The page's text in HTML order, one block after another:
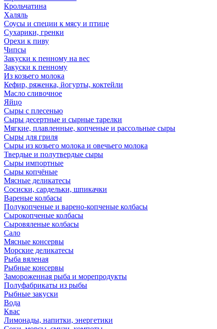
Крольчатина
Халяль
Соусы и специи к мясу и птице
Сухарики, гренки
Орехи к пиву
Чипсы
Закуски к пенному на вес
Закуски к пенному
Из козьего молока
Кефир, ряженка, йогурты, коктейли
Масло сливочное
Яйцо
Сыры с плесенью
Сыры десертные и сырные тарелки
Мягкие, плавленные, копченые и рассольные сыры
Сыры для гриля
Сыры из козьего молока и овечьего молока
Твердые и полутвердые сыры
Сыры импортные
Сыры копчёные
Мясные деликатесы
Сосиски, сардельки, шпикачки
Вареные колбасы
Полукопченые и варено-копченые колбасы
Сырокопченые колбасы
Сыровяленые колбасы
Сало
Мясные консервы
Морские деликатесы
Рыба вяленая
Рыбные консервы
Замороженная рыба и морепродукты
Полуфабрикаты из рыбы
Рыбные закуски
Вода
Квас
Лимонады, напитки, энергетики